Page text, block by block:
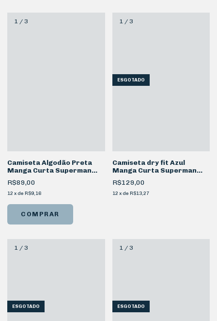
1 / 3
Camiseta Algodão Preta
Manga Curta Superman
Voo
R$89,00
12 x de R$9,16
COMPRAR
1 / 3
ESGOTADO
Camiseta dry fit Azul
Manga Curta Superman
Best Friends
R$129,00
12 x de R$13,27
1 / 3
ESGOTADO
1/ 3
ESGOTADO